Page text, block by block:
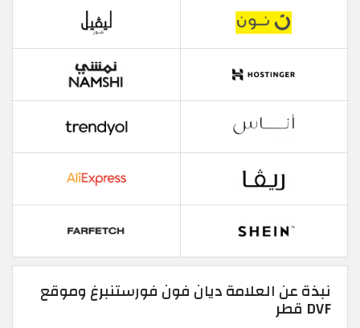
نبذة عن العلامة ديان فون فورستنبرغ وموقع
DVF قطر